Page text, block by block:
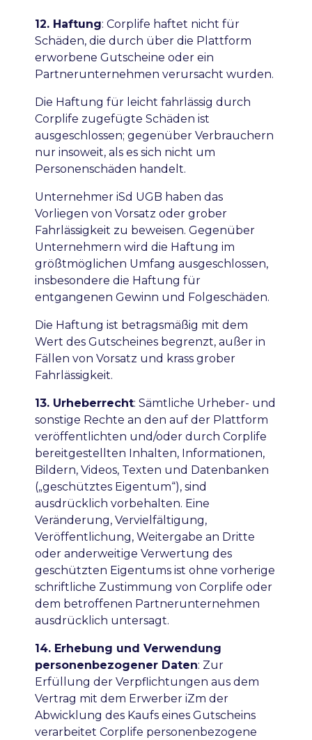
12. Haftung: Corplife haftet nicht für
Schäden, die durch über die Plattform
erworbene Gutscheine oder ein
Partnerunternehmen verursacht wurden.
Die Haftung für leicht fahrlässig durch
Corplife zugefügte Schäden ist
ausgeschlossen; gegenüber Verbrauchern
nur insoweit, als es sich nicht um
Personenschäden handelt.
Unternehmer iSd UGB haben das
Vorliegen von Vorsatz oder grober
Fahrlässigkeit zu beweisen. Gegenüber
Unternehmern wird die Haftung im
größtmöglichen Umfang ausgeschlossen,
insbesondere die Haftung für
entgangenen Gewinn und Folgeschäden.
Die Haftung ist betragsmäßig mit dem
Wert des Gutscheines begrenzt, außer in
Fällen von Vorsatz und krass grober
Fahrlässigkeit.
13. Urheberrecht: Sämtliche Urheber- und
sonstige Rechte an den auf der Plattform
veröffentlichten und/oder durch Corplife
bereitgestellten Inhalten, Informationen,
Bildern, Videos, Texten und Datenbanken
(„geschütztes Eigentum“), sind
ausdrücklich vorbehalten. Eine
Veränderung, Vervielfältigung,
Veröffentlichung, Weitergabe an Dritte
oder anderweitige Verwertung des
geschützten Eigentums ist ohne vorherige
schriftliche Zustimmung von Corplife oder
dem betroffenen Partnerunternehmen
ausdrücklich untersagt.
14. Erhebung und Verwendung
personenbezogener Daten: Zur
Erfüllung der Verpflichtungen aus dem
Vertrag mit dem Erwerber iZm der
Abwicklung des Kaufs eines Gutscheins
verarbeitet Corplife personenbezogene